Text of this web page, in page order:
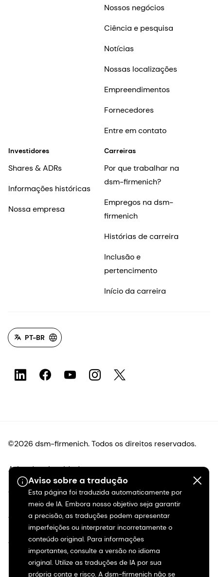
Aviso sobre a tradução
Esta página foi traduzida automaticamente por
meio de IA. Embora nosso objetivo seja garantir
a precisão, as traduções podem apresentar
imperfeições ou interpretar incorretamente o
conteúdo original. Para informações
importantes, consulte a versão no idioma
original. Utilize as traduções de IA por sua
própria conta e risco. A dsm-firmenich não se
Nossos negócios
Ciência e pesquisa
Notícias
Nossas localizações
Empreendimentos
Fornecedores
Entre em contato
Investidores
Shares & ADRs
Informações históricas
Nossa empresa
Carreiras
Por que trabalhar na
dsm-firmenich?
Empregos na dsm-
firmenich
Histórias de carreira
Inclusão e
pertencimento
Início da carreira
PT-BR
©2026 dsm-firmenich. Todos os direitos reservados.
Aviso de privacidade
Termos de uso
Termos e condições
Transparência na Califórnia
Declaração de acessibilidade